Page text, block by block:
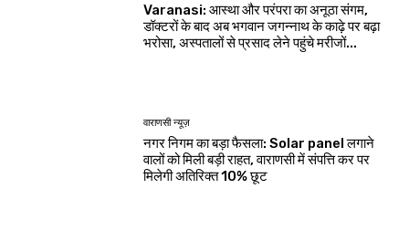
Varanasi: आस्था और परंपरा का अनूठा संगम,
डॉक्टरों के बाद अब भगवान जगन्नाथ के काढ़े पर बढ़ा
भरोसा, अस्पतालों से प्रसाद लेने पहुंचे मरीजों...
वाराणसी न्यूज़
नगर निगम का बड़ा फैसला: Solar panel लगाने
वालों को मिली बड़ी राहत, वाराणसी में संपत्ति कर पर
मिलेगी अतिरिक्त 10% छूट